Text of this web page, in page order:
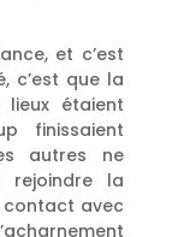
et c’est
c’est que la
étaient
finissaient
autres ne
rejoindre la
avec